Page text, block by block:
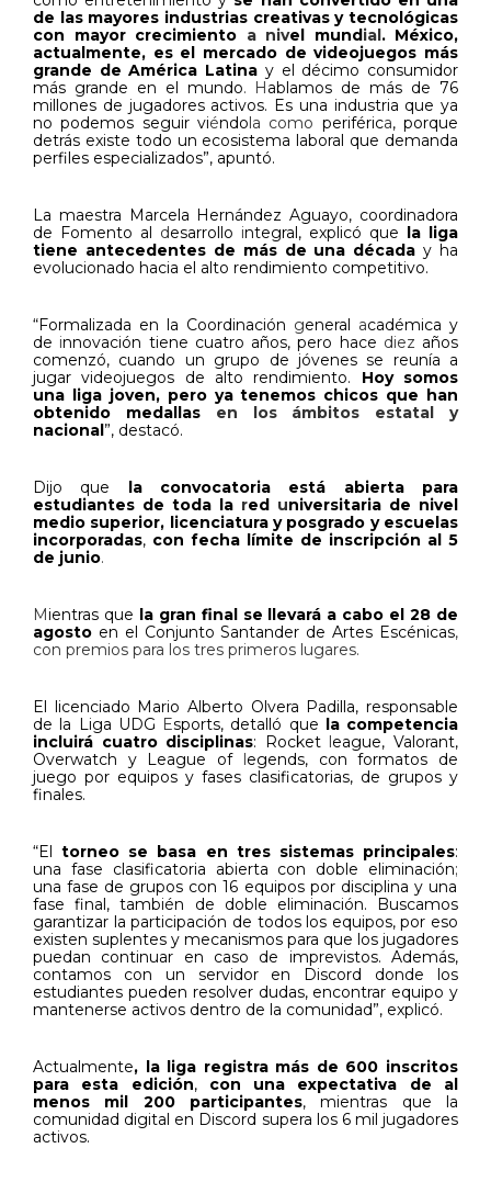
de las mayores industrias creativas y tecnológicas
con mayor crecimiento a nivel mundial. México,
actualmente, es el mercado de videojuegos más
grande de América Latina y el décimo consumidor
más grande en el mundo. Hablamos de más de 76
millones de jugadores activos. Es una industria que ya
no podemos seguir viéndola como periférica, porque
detrás existe todo un ecosistema laboral que demanda
perfiles especializados”, apuntó.
La maestra Marcela Hernández Aguayo, coordinadora
de Fomento al desarrollo integral, explicó que la liga
tiene antecedentes de más de una década y ha
evolucionado hacia el alto rendimiento competitivo.
“Formalizada en la Coordinación general académica y
de innovación tiene cuatro años, pero hace diez años
comenzó, cuando un grupo de jóvenes se reunía a
jugar videojuegos de alto rendimiento. Hoy somos
una liga joven, pero ya tenemos chicos que han
obtenido medallas en los ámbitos estatal y
nacional”, destacó.
Dijo que la convocatoria está abierta para
estudiantes de toda la red universitaria de nivel
medio superior, licenciatura y posgrado y escuelas
incorporadas, con fecha límite de inscripción al 5
de junio.
Mientras que la gran final se llevará a cabo el 28 de
agosto en el Conjunto Santander de Artes Escénicas,
con premios para los tres primeros lugares.
El licenciado Mario Alberto Olvera Padilla, responsable
de la Liga UDG Esports, detalló que la competencia
incluirá cuatro disciplinas: Rocket league, Valorant,
Overwatch y League of legends, con formatos de
juego por equipos y fases clasificatorias, de grupos y
finales.
“Eltorneo se basa en tres sistemas principales:
una fase clasificatoria abierta con doble eliminación;
una fase de grupos con 16 equipos por disciplina y una
fase final, también de doble eliminación. Buscamos
garantizar la participación de todos los equipos, por eso
existen suplentes y mecanismos para que los jugadores
puedan continuar en caso de imprevistos. Además,
contamos con un servidor en Discord donde los
estudiantes pueden resolver dudas, encontrar equipo y
mantenerse activos dentro de la comunidad”, explicó.
Actualmente, la liga registra más de 600 inscritos
para esta edición, con una expectativa de al
menos mil 200 participantes, mientras que la
comunidad digital en Discord supera los 6 mil jugadores
activos.